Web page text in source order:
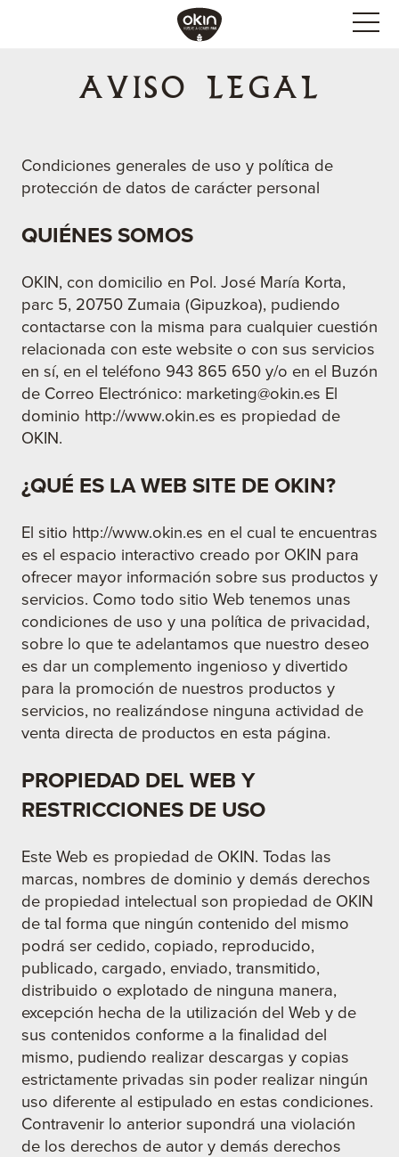
AVISO LEGAL
Condiciones generales de uso y política de
protección de datos de carácter personal
QUIÉNES SOMOS
OKIN, con domicilio en Pol. José María Korta,
parc 5, 20750 Zumaia (Gipuzkoa), pudiendo
contactarse con la misma para cualquier cuestión
relacionada con este website o con sus servicios
en sí, en el teléfono 943 865 650 y/o en el Buzón
de Correo Electrónico: marketing@okin.es El
dominio http://www.okin.es es propiedad de
OKIN.
¿QUÉ ES LA WEB SITE DE OKIN?
El sitio http://www.okin.es en el cual te encuentras
es el espacio interactivo creado por OKIN para
ofrecer mayor información sobre sus productos y
servicios. Como todo sitio Web tenemos unas
condiciones de uso y una política de privacidad,
sobre lo que te adelantamos que nuestro deseo
es dar un complemento ingenioso y divertido
para la promoción de nuestros productos y
servicios, no realizándose ninguna actividad de
venta directa de productos en esta página.
PROPIEDAD DEL WEB Y
RESTRICCIONES DE USO
Este Web es propiedad de OKIN. Todas las
marcas, nombres de dominio y demás derechos
de propiedad intelectual son propiedad de OKIN
de tal forma que ningún contenido del mismo
podrá ser cedido, copiado, reproducido,
publicado, cargado, enviado, transmitido,
distribuido o explotado de ninguna manera,
excepción hecha de la utilización del Web y de
sus contenidos conforme a la finalidad del
mismo, pudiendo realizar descargas y copias
estrictamente privadas sin poder realizar ningún
uso diferente al estipulado en estas condiciones.
Contravenir lo anterior supondrá una violación
de los derechos de autor y demás derechos